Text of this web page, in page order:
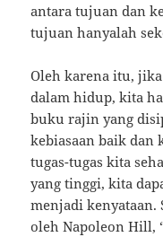
antara tujuan dan
tujuan hanyalah
Oleh karena itu,
dalam hidup, kita
buku rajin yang
kebiasaan baik dan
tugas-tugas kita
yang tinggi, kita
menjadi kenyataan.
oleh Napoleon Hill,